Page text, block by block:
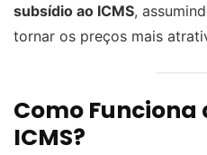
subsídio ao ICMS,
tornar os preços mais
Como Funciona
ICMS?